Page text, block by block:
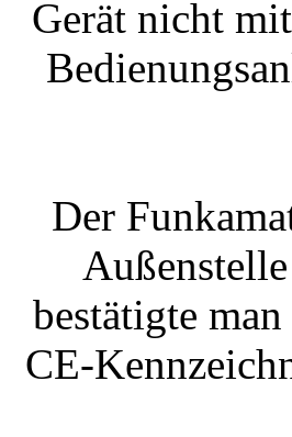
Gerät nicht
Der
bestätigte
CE-